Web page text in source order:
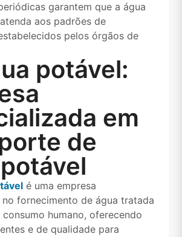
garantem que a água
aos padrões de
pelos órgãos de
potável:
em
de
é uma empresa
fornecimento de água tratada
humano, oferecendo
e de qualidade para